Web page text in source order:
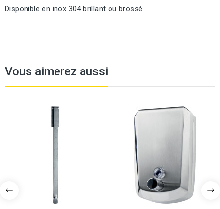
Disponible en inox 304 brillant ou brossé.
Vous aimerez aussi